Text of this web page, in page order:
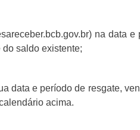
na data
saldo existente;
data e período de resgate,
acima.